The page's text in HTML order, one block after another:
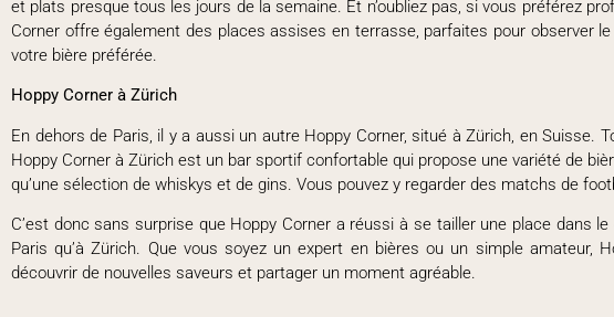
et plats presque tous les jours de la semaine. Et n’oubliez pas, si vous préférez
Corner offre également des places assises en terrasse, parfaites pour observer
votre bière préférée.
Hoppy Corner à Zürich
En dehors de Paris, il y a aussi un autre Hoppy Corner, situé à Zürich, en Suisse.
Hoppy Corner à Zürich est un bar sportif confortable qui propose une variété de
qu’une sélection de whiskys et de gins. Vous pouvez y regarder des matchs de
C’est donc sans surprise que Hoppy Corner a réussi à se tailler une place dans
Paris qu’à Zürich. Que vous soyez un expert en bières ou un simple amateur,
découvrir de nouvelles saveurs et partager un moment agréable.